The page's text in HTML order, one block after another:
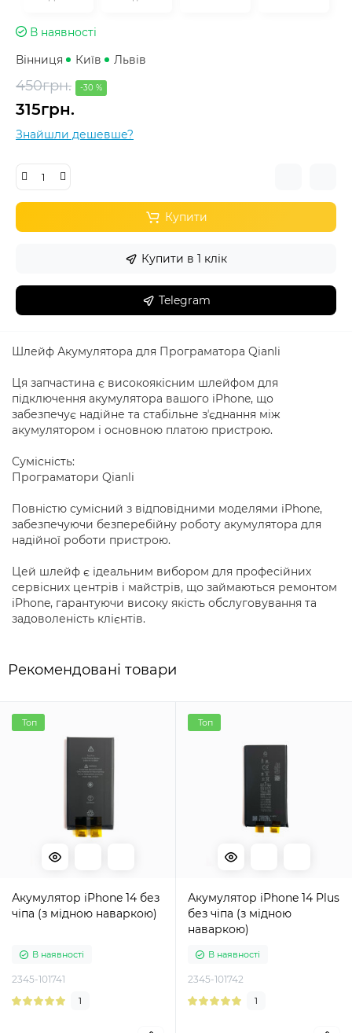
В наявності
Вінниця
Київ Львів
450грн. -30 %
315грн.
Знайшли дешевше?
Купити
Купити в 1 клік
Telegram
Шлейф Акумулятора для Програматора Qianli
Ця запчастина є високоякісним шлейфом для
підключення акумулятора вашого iPhone, що
забезпечує надійне та стабільне зʼєднання між
акумулятором і основною платою пристрою.
Сумісність:
Програматори Qianli
Повністю сумісний з відповідними моделями iPhone,
забезпечуючи безперебійну роботу акумулятора для
надійної роботи пристрою.
Цей шлейф є ідеальним вибором для професійних
сервісних центрів і майстрів, що займаються ремонтом
iPhone, гарантуючи високу якість обслуговування та
задоволеність клієнтів.
Рекомендовані товари
Топ
Акумулятор iPhone 14 без
чіпа (з мідною наваркою)
В наявності
2345-101741
1
Топ
Акумулятор iPhone 14 Plus
без чіпа (з мідною
наваркою)
В наявності
2345-101742
1